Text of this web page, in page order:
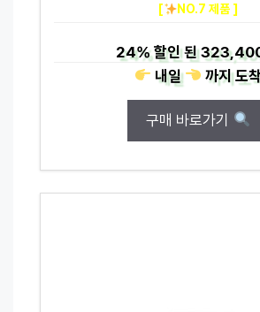
[ NO.7 제품 ]
24%할인 된
내일
까지도
구매 바로가기